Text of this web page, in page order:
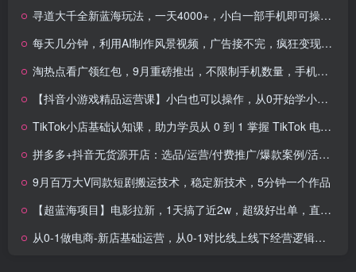
寻道大千全新蓝海玩法，一天4000+，小白一部手机即可操作，无脑变现玩法！
每天几分钟，利用AI制作风景视频，广告接不完，疯狂变现，手把手教你
淘热点看广领红包，9月重磅推出，不限制手机数量，手机越多，收益越高，一天8张
【抖音小游戏精品运营课】小白也可以操作，从0开始学小游戏运营，操作…
TikTok小店基础认知课，助力学员从 0 到 1 掌握 TikTok 电商运营全链路认知
拼多多+抖音无货源开店：选品/运营/付费推广/爆款案例/活动策划/最新打法/获取流量等
9月百万大V同款短剧搬运技术，稳定新技术，5分钟一个作品
【超蓝海项目】电影拉新，1天搞了近2w，超级好出单，直接起飞
从0-1做电商-新店基础运营，从0-1对比线上线下经营逻辑，特别适合新店新手理解